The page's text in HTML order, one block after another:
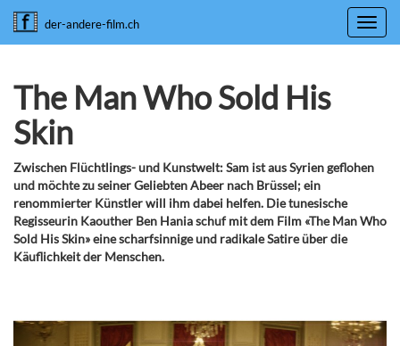
der-andere-film.ch
The Man Who Sold His
Skin
Zwischen Flüchtlings- und Kunstwelt: Sam ist aus Syrien geflohen
und möchte zu seiner Geliebten Abeer nach Brüssel; ein
renommierter Künstler will ihm dabei helfen. Die tunesische
Regisseurin Kaouther Ben Hania schuf mit dem Film «The Man Who
Sold His Skin» eine scharfsinnige und radikale Satire über die
Käuflichkeit der Menschen.